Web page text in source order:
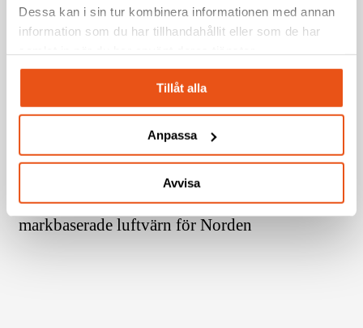
Dessa kan i sin tur kombinera informationen med annan
information som du har tillhandahållit eller som de har
Tillåt alla
Anpassa
Avvisa
i
Borlänge
–
stärker
och
Nyheter PressmeddelandeSvekon
av
FMV
packrafts
till
Försvarsmakten
packrafts till Försvarsmakten
PressmeddelandeSvekon
tecknar
avtal
med
MBDA
Svekon tecknar avtal med MBDA för
konceptutveckling av nästa generations
markbaserade luftvärn för Norden